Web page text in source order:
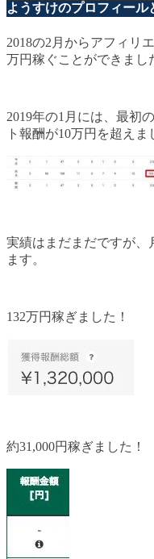
ようすけのプロフィール
2018の2月からアフィリ
万円稼ぐことができまし
2019年の1月には、最初
ト報酬が10万円を超えま
実績はまだまだですが、
ます。
132万円稼ぎました！
約31,000円稼ぎました！